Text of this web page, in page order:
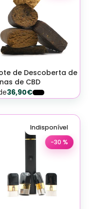
de Descoberta de
de CBD
36,90€
-30 %
Indisponível